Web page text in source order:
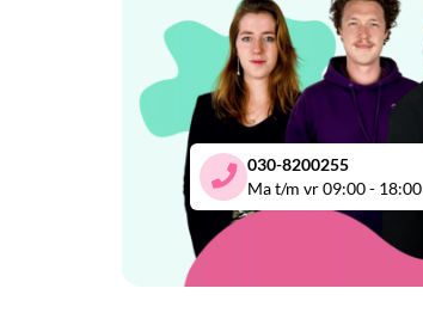
030-8200255
Ma t/m vr 09:00 - 18:00